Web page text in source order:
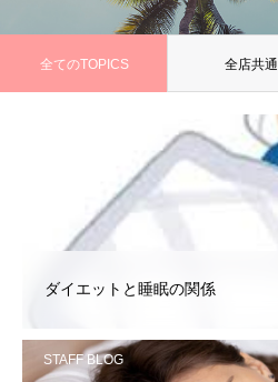
全てのTOPICS 全店共通
ダイエットと睡眠の関係
STAFF BLOG